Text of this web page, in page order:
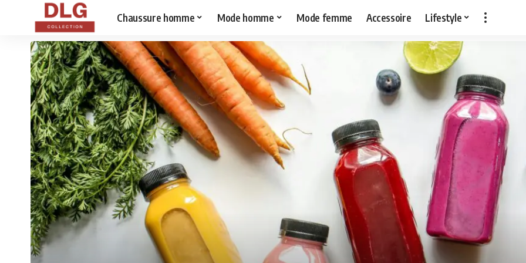
Chaussure homme Mode homme Mode femme Accessoire Lifestyle